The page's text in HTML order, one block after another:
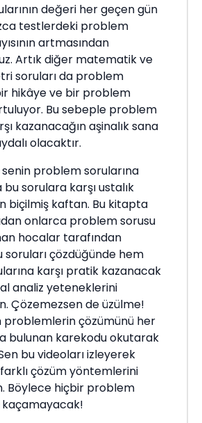
değeri her geçen gün
testlerdeki problem
artmasından
Artık diğer matematik ve
soruları da problem
hikâye ve bir problem
Bu sebeple problem
kazanacağın aşinalık sana
olacaktır.
problem sorularına
sorulara karşı ustalık
biçilmiş kaftan. Bu kitapta
onlarca problem sorusu
hocalar tarafından
soruları çözdüğünde hem
karşı pratik kazanacak
analiz yeteneklerini
Çözemezsen de üzülme!
problemlerin çözümünü her
bulunan karekodu okutarak
bu videoları izleyerek
çözüm yöntemlerini
Böylece hiçbir problem